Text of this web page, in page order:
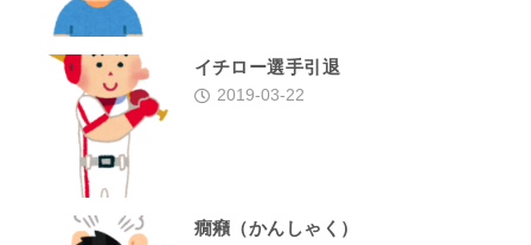
イチロー選手引退
2019-03-22
癇癪（かんしゃく）